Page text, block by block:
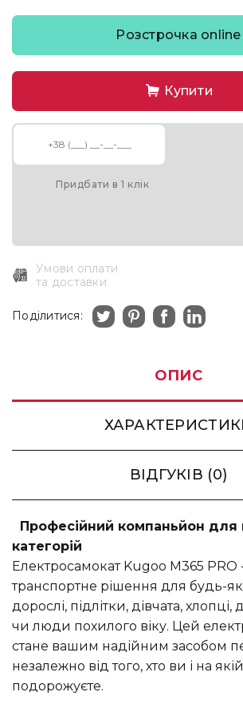
Розстрочка online
Купити
Придбати в 1 клік
Умови оплати
та доставки
Поділитися:
ОПИС
ВІДГУКІВ (0)
Професійний компаньйон для
категорій
Електросамокат Kugoo M365 PRO
транспортне рішення для будь-
дорослі, підлітки, дівчата, хлопці,
чи люди похилого віку. Цей
стане вашим надійним засобом
незалежно від того, хто ви і на
подорожуєте.